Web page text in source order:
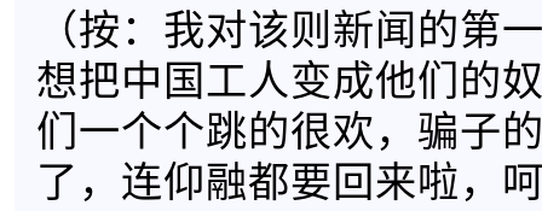
（按：我对该则新闻的第
想把中国工人变成他们的
们一个个跳的很欢，骗子
了，连仰融都要回来啦，